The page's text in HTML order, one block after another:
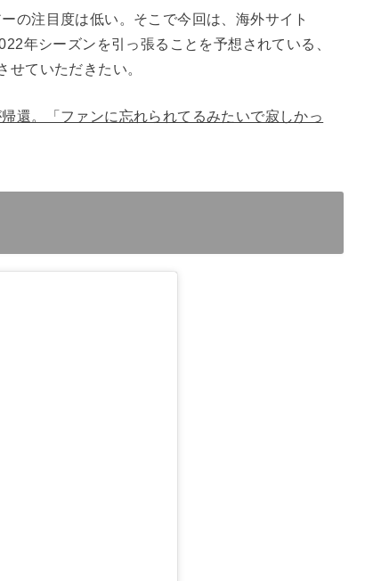
の注目度は低い。そこで今回は、海外サイト
年シーズンを引っ張ることを予想されている、
ていただきたい。
還。「ファンに忘れられてるみたいで寂しかっ